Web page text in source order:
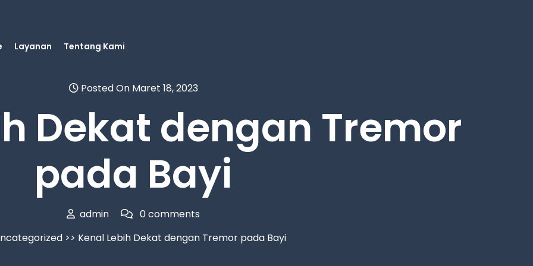
Layanan Tentang Kami
Posted On Maret 18, 2023
Dekat dengan Tremor
pada Bayi
admin
0 comments
>> Kenal Lebih Dekat dengan Tremor pada Bayi